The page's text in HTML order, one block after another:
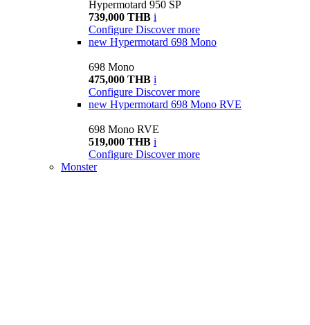
Hypermotard 950 SP
739,000 THB i
Configure Discover more
new Hypermotard 698 Mono
698 Mono
475,000 THB i
Configure Discover more
new Hypermotard 698 Mono RVE
698 Mono RVE
519,000 THB i
Configure Discover more
Monster